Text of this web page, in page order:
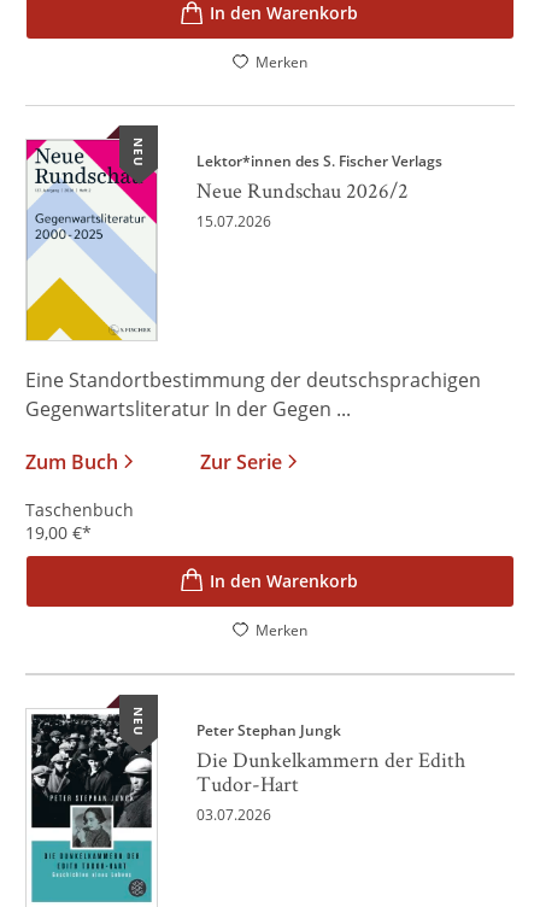
In den Warenkorb
Merken
NEU Lektor*innen des S. Fischer Verlags
Neue Rundschau 2026/2
15.07.2026
Eine Standortbestimmung der deutschsprachigen
Gegenwartsliteratur In der Gegen ...
Zum Buch
Zur Serie
Taschenbuch
19,00 €*
In den Warenkorb
Merken
NEU Peter Stephan Jungk
Die Dunkelkammern der Edith
Tudor-Hart
03.07.2026